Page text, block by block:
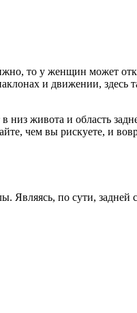
то у женщин может
и движении, здесь
низ живота и область
чем вы рискуете, и
по сути, задней